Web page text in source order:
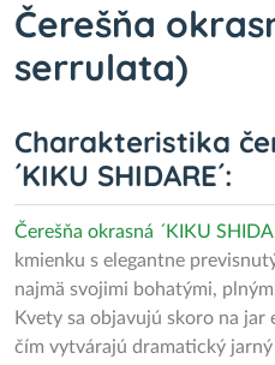
Čerešňa
serrulata)
Charakteristika
´KIKU SHIDARE´:
Čerešňa okrasná ´KIKU
kmienku s elegantne
najmä svojimi bohatými,
Kvety sa objavujú skoro na
čím vytvárajú dramatický